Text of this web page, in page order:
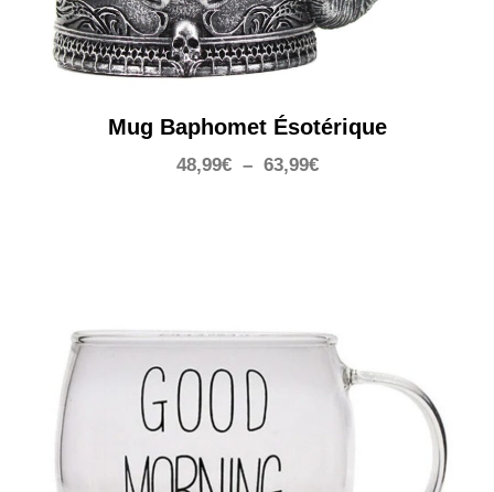
Mug Baphomet Ésotérique
48,99€ – 63,99€Plage